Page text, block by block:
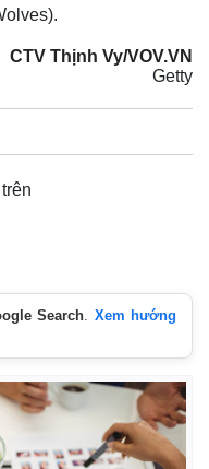
khoán
CTV Thịnh Vy/VOV.VN
Getty
Search. Xem hướng